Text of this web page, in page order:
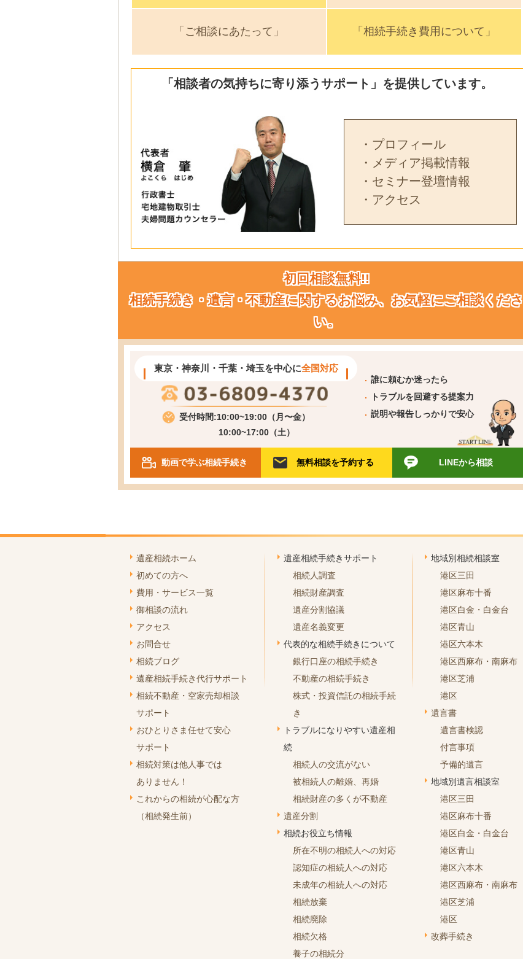
「ご相談にあたって」 「相続手続き費用について」
「相談者の気持ちに寄り添うサポート」を提供しています。
・プロフィール
・メディア掲載情報
・セミナー登壇情報
・アクセス
初回相談無料!!
相続手続き・遺言・不動産に関するお悩み、お気軽にご相談くださ
い。
東京・神奈川・千葉・埼玉を中心に全国対応
受付時間:10:00~19:00（月〜金）
10:00~17:00（土）
誰に頼むか迷ったら
トラブルを回避する提案力
説明や報告しっかりで安心
動画で学ぶ相続手続き 無料相談を予約する LINEから相談
遺産相続ホーム
初めての方へ
費用・サービス一覧
御相談の流れ
アクセス
お問合せ
相続ブログ
遺産相続手続き代行サポート
相続不動産・空家売却相談
サポート
おひとりさま任せて安心
サポート
相続対策は他人事では
ありません！
これからの相続が心配な方
（相続発生前）
遺産相続手続きサポート
相続人調査
相続財産調査
遺産分割協議
遺産名義変更
代表的な相続手続きについて
銀行口座の相続手続き
不動産の相続手続き
株式・投資信託の相続手続
き
トラブルになりやすい遺産相
続
相続人の交流がない
被相続人の離婚、再婚
相続財産の多くが不動産
遺産分割
相続お役立ち情報
所在不明の相続人への対応
認知症の相続人への対応
未成年の相続人への対応
相続放棄
相続廃除
相続欠格
養子の相続分
地域別相続相談室
港区三田
港区麻布十番
港区白金・白金台
港区青山
港区六本木
港区西麻布・南麻布
港区芝浦
港区
遺言書
遺言書検認
付言事項
予備的遺言
地域別遺言相談室
港区三田
港区麻布十番
港区白金・白金台
港区青山
港区六本木
港区西麻布・南麻布
港区芝浦
港区
改葬手続き